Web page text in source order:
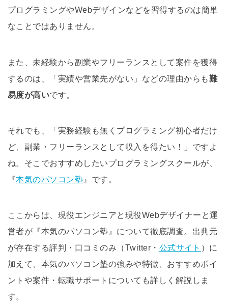
プログラミングやWebデザインなどを習得するのは簡単
なことではありません。
また、未経験から副業やフリーランスとして案件を獲得
するのは、「実績や営業先がない」などの理由からも難
易度が高いです。
それでも、「実務経験も無くプログラミング初心者だけ
ど、副業・フリーランスとして収入を得たい！」ですよ
ね。そこでおすすめしたいプログラミングスクールが、
『本気のパソコン塾 』です。
ここからは、現役エンジニアと現役Webデザイナーと運
営者が『本気のパソコン塾』について徹底調査。出典元
が存在する評判・口コミのみ（Twitter・ 公式サイト ）に
加えて、本気のパソコン塾の強みや特徴、おすすめポイ
ントや案件・転職サポートについても詳しく解説しま
す。